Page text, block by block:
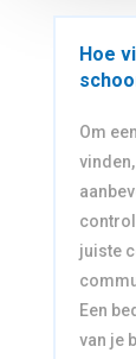
Hoe
Om
juiste
Een
van je